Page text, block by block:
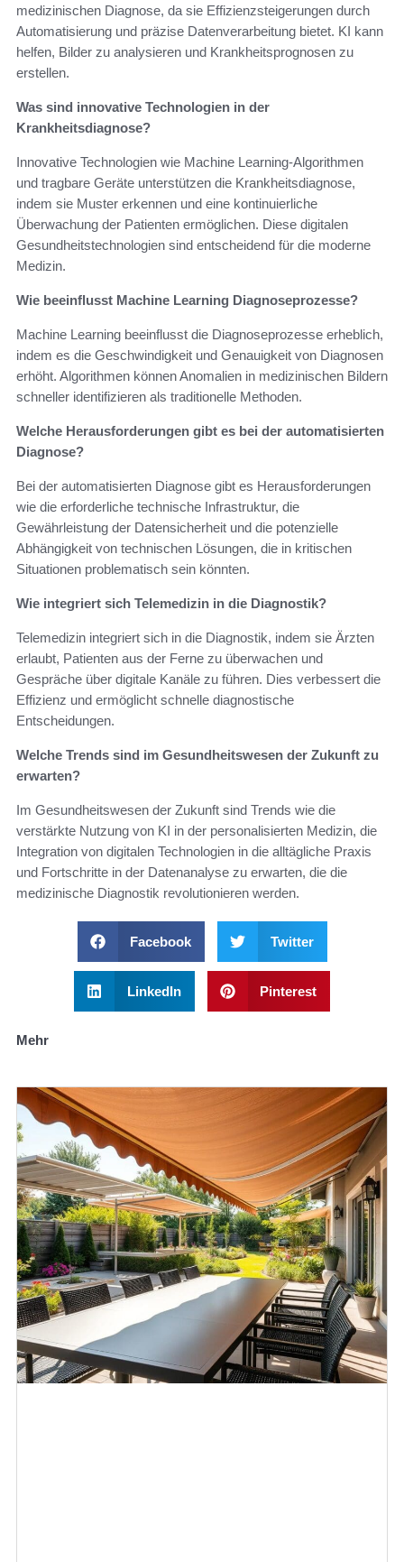
medizinischen Diagnose, da sie Effizienzsteigerungen durch
Automatisierung und präzise Datenverarbeitung bietet. KI kann
helfen, Bilder zu analysieren und Krankheitsprognosen zu
erstellen.
Was sind innovative Technologien in der
Krankheitsdiagnose?
Innovative Technologien wie Machine Learning-Algorithmen
und tragbare Geräte unterstützen die Krankheitsdiagnose,
indem sie Muster erkennen und eine kontinuierliche
Überwachung der Patienten ermöglichen. Diese digitalen
Gesundheitstechnologien sind entscheidend für die moderne
Medizin.
Wie beeinflusst Machine Learning Diagnoseprozesse?
Machine Learning beeinflusst die Diagnoseprozesse erheblich,
indem es die Geschwindigkeit und Genauigkeit von Diagnosen
erhöht. Algorithmen können Anomalien in medizinischen Bildern
schneller identifizieren als traditionelle Methoden.
Welche Herausforderungen gibt es bei der automatisierten
Diagnose?
Bei der automatisierten Diagnose gibt es Herausforderungen
wie die erforderliche technische Infrastruktur, die
Gewährleistung der Datensicherheit und die potenzielle
Abhängigkeit von technischen Lösungen, die in kritischen
Situationen problematisch sein könnten.
Wie integriert sich Telemedizin in die Diagnostik?
Telemedizin integriert sich in die Diagnostik, indem sie Ärzten
erlaubt, Patienten aus der Ferne zu überwachen und
Gespräche über digitale Kanäle zu führen. Dies verbessert die
Effizienz und ermöglicht schnelle diagnostische
Entscheidungen.
Welche Trends sind im Gesundheitswesen der Zukunft zu
erwarten?
Im Gesundheitswesen der Zukunft sind Trends wie die
verstärkte Nutzung von KI in der personalisierten Medizin, die
Integration von digitalen Technologien in die alltägliche Praxis
und Fortschritte in der Datenanalyse zu erwarten, die die
medizinische Diagnostik revolutionieren werden.
Facebook Twitter
LinkedIn Pinterest
Mehr